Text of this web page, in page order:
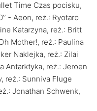
Time Czas pocisku,
- Aeon, reż.: Ryotaro
Katarzyna, reż.: Britt
Oh Mother!, reż.: Paulina
Naklejka, reż.: Zilai
Antarktyka, reż.: Jeroen
reż.: Sunniva Fluge
Jonathan Schwenk,